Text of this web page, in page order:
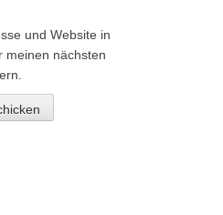
und Website in
meinen nächsten